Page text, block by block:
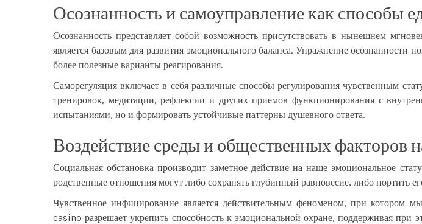
Осознанность и самоуправление как способы
Осознанность представляет собой возможность присутствовать в нынешнем
является базовым для развития эмоционального баланса. Упражнение осознанности
более полезные варианты реагирования.
Саморегуляция включает в себя различные способы регулирования чувственным
тренировок, медитации, рефлексии и других приемов функционирования с
испытаниями, но и формировать устойчивые паттерны душевного ответа.
Воздействие среды и общественных факторов
Социальная обстановка производит заметное действие на наше эмоциональное
родственные отношения могут либо сохранять глубинный равновесие, либо портить
Чувственное инфицирование является действительным феноменом, при котором
casino разрешает укрепить способность к эмоциональной охране, поддерживая